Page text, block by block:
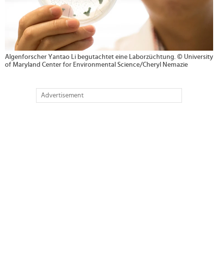
Algenforscher Yantao Li begutachtet eine Laborzüchtung. © University
of Maryland Center for Environmental Science/Cheryl Nemazie
Advertisement